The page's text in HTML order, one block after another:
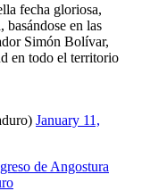
fecha gloriosa,
basándose en las
Simón Bolívar,
en todo el territorio
January 11,
de Angostura